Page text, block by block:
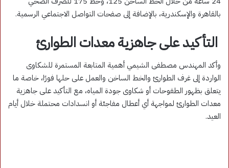
بالقاهرة والإسكندرية، بالإضافة إلى صفحات التواصل الاجتماعي الرسمية.
التأكيد على جاهزية معدات الطوارئ
وأكد المهندس مصطفى الشيمي أهمية المتابعة المستمرة للشكاوى
الواردة إلى غرف الطوارئ والخط الساخن والعمل على حلها فورًا، خاصة ما
يتعلق بظهور الطفوحات أو شكاوى جودة المياه، مع التأكيد على جاهزية
معدات الطوارئ لمواجهة أي أعطال مفاجئة أو انسدادات محتملة خلال أيام
العيد.